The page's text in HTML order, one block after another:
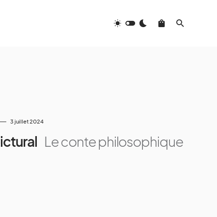
3 juillet 2024
Le conte philosophique